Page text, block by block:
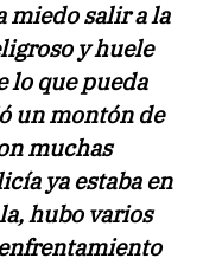
miedo salir a la
y huele
lo que pueda
un montón de
muchas
ya estaba en
hubo varios